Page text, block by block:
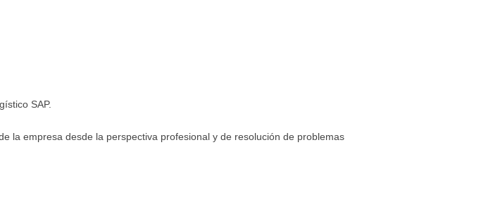
SAP.
la empresa desde la perspectiva profesional y de resolución de problemas